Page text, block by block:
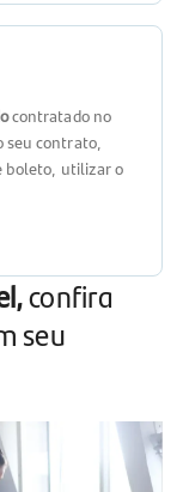
contratado no
seu contrato,
boleto, utilizar o
confira
seu